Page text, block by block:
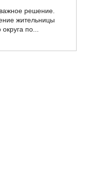
решение.
жительницы
по...